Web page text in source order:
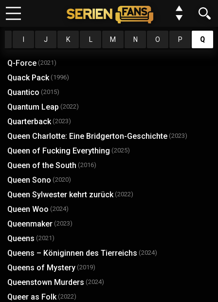
Meine Serien
FAQ
Einstellungen
NEW
Keine Folge mehr verpassen?
Kein Problem wir benachrichtigen dich gern. Alles was du dafür
tun musst, ist deinem Browser einmalig die Erlaubnis erteilen,
dass wir dir Benachrichtungen schicken dürfen.
Du kannst deine Einstellungen jederzeit wiederurfen, Serien
entfernen oder neue hinzufügen.
Alles klar
J K L M N O P Q
Q-Force (2021)
Quack Pack (1996)
Quantico (2015)
Quantum Leap (2022)
Quarterback (2023)
Queen Charlotte: Eine Bridgerton-Geschichte (2023)
Queen of Fucking Everything (2025)
Queen of the South (2016)
Queen Sono (2020)
Queen Sylwester kehrt zurück (2022)
Queen Woo (2024)
Queenmaker (2023)
Queens (2021)
Queens – Königinnen des Tierreichs (2024)
Queens of Mystery (2019)
Queenstown Murders (2024)
Queer as Folk (2022)